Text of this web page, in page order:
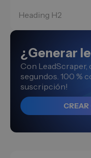
Heading H2
¿Generar
Con LeadScraper,
segundos. 100 %
suscripción!